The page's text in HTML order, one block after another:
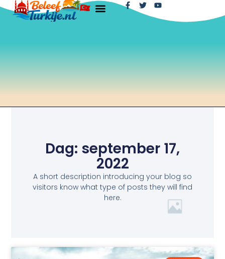
Dag: september 17,
2022
A short description introducing your blog so
visitors know what type of posts they will find
here.